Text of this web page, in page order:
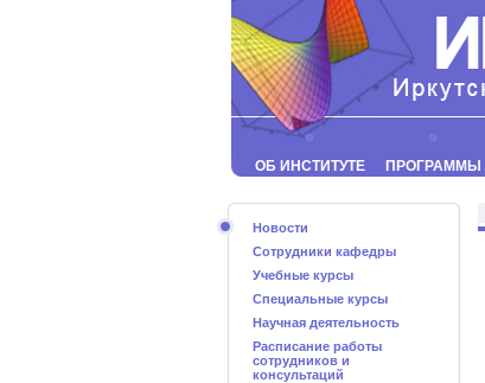
ОБ ИНСТИТУТЕ ПРОГРАММЫ
Новости
Сотрудники кафедры
Учебные курсы
Специальные курсы
Научная деятельность
Расписание работы
сотрудников и
консультаций